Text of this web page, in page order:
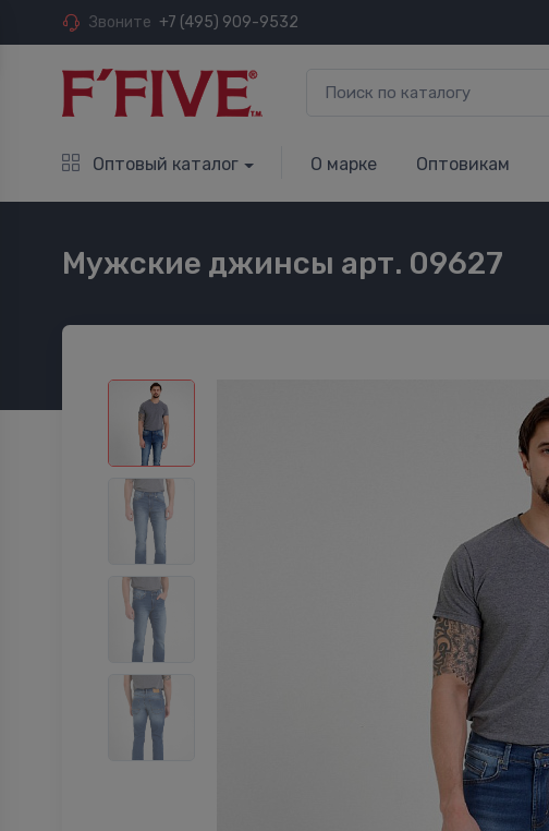
Звоните +7 (495) 909-9532
Оптовый каталог О марке Оптовикам
Мужские джинсы арт. 09627